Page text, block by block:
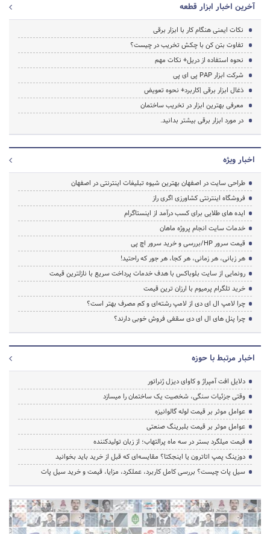
آخرین اخبار ابزار قطعه
نکات ایمنی هنگام کار با ابزار برقی
تفاوت بتن کن با چکش تخریب در چیست؟
نحوه استفاده از دریل+ نکات مهم
شرکت ابزار PAP پی ای پی
ذغال ابزار برقی |کاربرد+ نحوه تعویض
معرفی بهترین ابزار در تخریب ساختمان
در مورد ابزار برقی بیشتر بدانید.
اخبار ویژه
طراحی سایت در اصفهان بهترین شیوه تبلیغات اینترنتی در اصفهان
فروشگاه اینترنتی کشاورزی اگری راز
ایده های طلایی برای کسب درآمد از اینستاگرام
خدمات سایت انجام پروژه ماهان
قیمت سرور HP/بررسی و خرید سرور اچ پی
هر زبانی، هر زمانی، هر کجا، هر جور که راحتید!
رونمایی از سایت بلوباکس با هدف خدمات پرداخت سریع با نازلترین قیمت
خرید تلگرام پرمیوم با ارزان ترین قیمت
چرا لامپ ال ای دی از لامپ رشته‌ای و کم مصرف بهتر است؟
چرا پنل های ال ای دی سقفی فروش خوبی دارند؟
اخبار مرتبط با حوزه
دلایل افت آمپراژ و کاوای دیزل ژنراتور
وقتی جزئیات سنگی، شخصیت یک ساختمان را میسازد
عوامل موثر بر قیمت لوله گالوانیزه
عوامل موثر بر قیمت بلبرینگ صنعتی
قیمت میلگرد بستر در سه ماه پرالتهاب؛ از زبان تولیدکننده
دوزینگ پمپ اتاترون یا اینجکتا؟ مقایسه‌ای که قبل از خرید باید بخوانید
سیل پات چیست؟ بررسی کامل کاربرد، عملکرد، مزایا، قیمت و خرید سیل پات